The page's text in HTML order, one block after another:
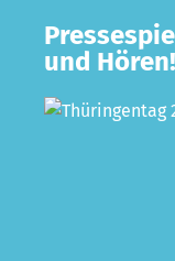
und Hören!